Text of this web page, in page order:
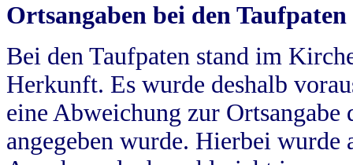
Ortsangaben bei den Taufpaten
Bei den Taufpaten stand im
Herkunft. Es wurde deshalb
eine Abweichung zur
angegeben wurde. Hierbei wurde